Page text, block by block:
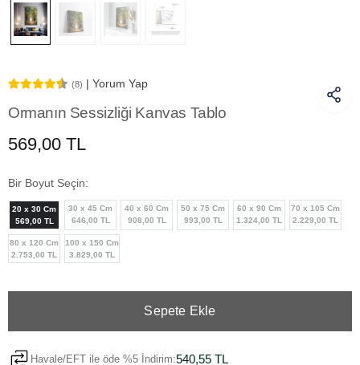
(8) | Yorum Yap
Ormanın Sessizliği Kanvas Tablo
569,00 TL
Bir Boyut Seçin:
20 x 30 Cm
569,00 TL
30 x 45 Cm
646,00 TL
40 x 60 Cm
908,00 TL
50 x 75 Cm
993,00 TL
60 x 90 Cm
1.324,00 TL
70 x 105 Cm
2.229,00 TL
80 x 120 Cm
2.753,00 TL
100 x 150 Cm
3.829,00 TL
Sepete Ekle
Havale/EFT ile öde %5 İndirim:540,55 TL